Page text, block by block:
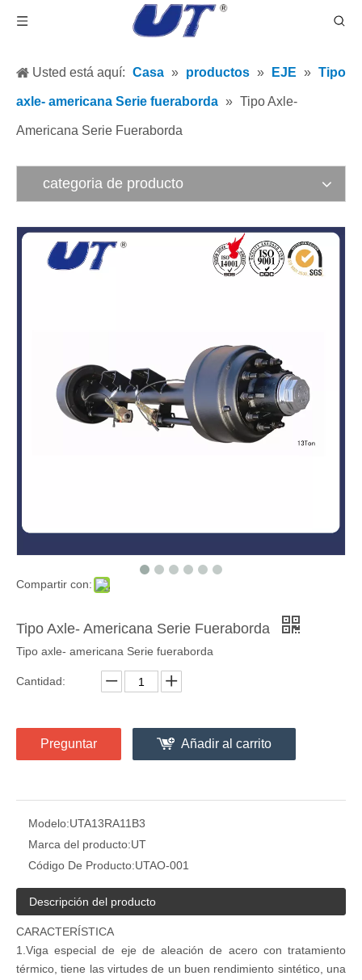
Usted está aquí: Casa » productos » EJE » Tipo
axle- americana Serie fueraborda » Tipo Axle-
Americana Serie Fueraborda
categoria de producto
Compartir con:
Tipo Axle- Americana Serie Fueraborda
Tipo axle- americana Serie fueraborda
Cantidad:
Preguntar Añadir al carrito
Modelo:UTA13RA11B3
Marca del producto:UT
Código De Producto:UTAO-001
Descripción del producto
CARACTERÍSTICA
1.Viga especial de eje de aleación de acero con tratamiento
térmico, tiene las virtudes de un buen rendimiento sintético, una